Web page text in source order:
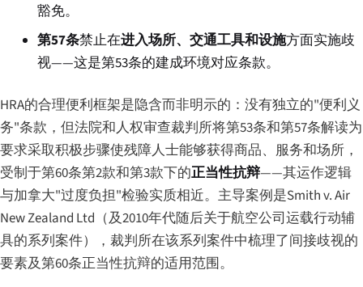
豁免。
第57条禁止在进入场所、交通工具和设施方面实施歧
视——这是第53条的建成环境对应条款。
HRA的合理便利框架是隐含而非明示的：没有独立的"便利义
务"条款，但法院和人权审查裁判所将第53条和第57条解读为
要求采取积极步骤使残障人士能够获得商品、服务和场所，
受制于第60条第2款和第3款下的正当性抗辩——其运作逻辑
与加拿大"过度负担"检验实质相近。主导案例是Smith v. Air
New Zealand Ltd （及2010年代随后关于航空公司运载行动辅
具的系列案件），裁判所在该系列案件中梳理了间接歧视的
要素及第60条正当性抗辩的适用范围。